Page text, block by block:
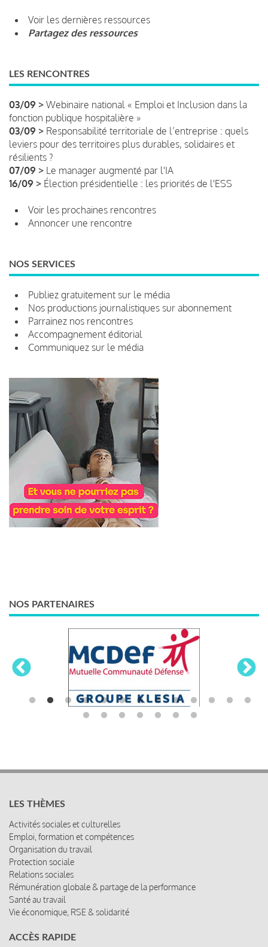
Voir les dernières ressources
Partagez des ressources
LES RENCONTRES
03/09 > Webinaire national « Emploi et Inclusion dans la
fonction publique hospitalière »
03/09 > Responsabilité territoriale de l’entreprise : quels
leviers pour des territoires plus durables, solidaires et
résilients ?
07/09 > Le manager augmenté par l'IA
16/09 > Élection présidentielle : les priorités de l'ESS
Voir les prochaines rencontres
Annoncer une rencontre
NOS SERVICES
Publiez gratuitement sur le média
Nos productions journalistiques sur abonnement
Parrainez nos rencontres
Accompagnement éditorial
Communiquez sur le média
NOS PARTENAIRES
LES THÈMES
Activités sociales et culturelles
Emploi, formation et compétences
Organisation du travail
Protection sociale
Relations sociales
Rémunération globale & partage de la performance
Santé au travail
Vie économique, RSE & solidarité
ACCÈS RAPIDE